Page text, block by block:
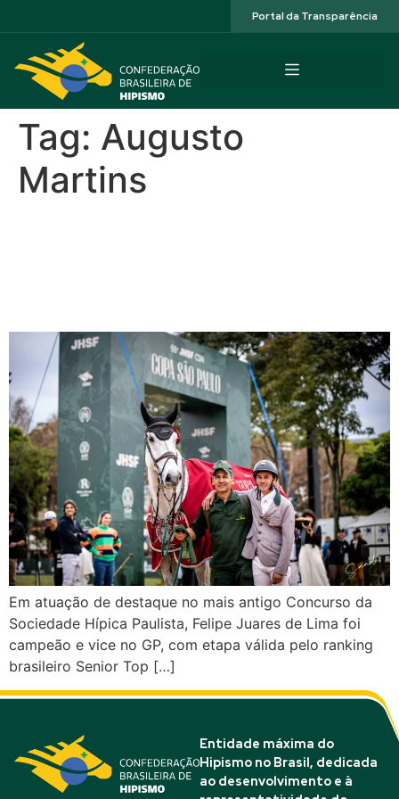
Portal da Transparência
Tag: Augusto
Martins
Em atuação de destaque no mais antigo Concurso da
Sociedade Hípica Paulista, Felipe Juares de Lima foi
campeão e vice no GP, com etapa válida pelo ranking
brasileiro Senior Top […]
Entidade máxima do
Hipismo no Brasil, dedicada
ao desenvolvimento e à